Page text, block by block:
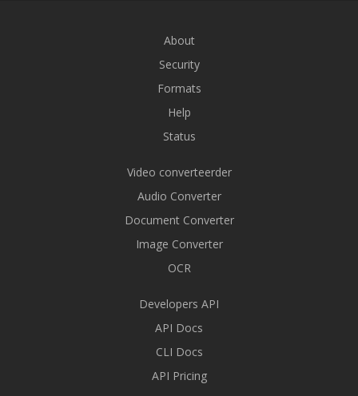
About
Security
Formats
Help
Status
Video converteerder
Audio Converter
Document Converter
Image Converter
OCR
Developers API
API Docs
CLI Docs
API Pricing